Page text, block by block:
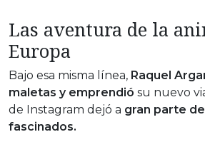
Las aventura de la
Europa
Bajo esa misma línea, Raquel
maletas y emprendió su nuevo
de Instagram dejó a gran parte
fascinados.